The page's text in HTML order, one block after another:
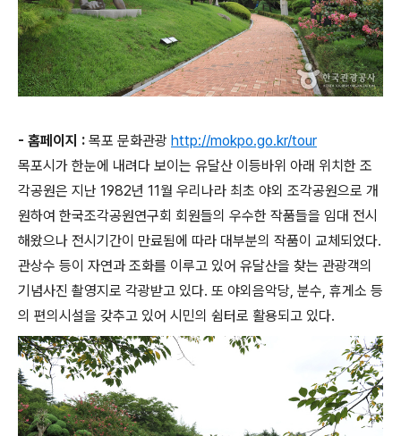
- 홈페이지 : 목포 문화관광 http://mokpo.go.kr/tour
목포시가 한눈에 내려다 보이는 유달산 이등바위 아래 위치한 조
각공원은 지난 1982년 11월 우리나라 최초 야외 조각공원으로 개
원하여 한국조각공원연구회 회원들의 우수한 작품들을 임대 전시
해왔으나 전시기간이 만료됨에 따라 대부분의 작품이 교체되었다.
관상수 등이 자연과 조화를 이루고 있어 유달산을 찾는 관광객의
기념사진 촬영지로 각광받고 있다. 또 야외음악당, 분수, 휴게소 등
의 편의시설을 갖추고 있어 시민의 쉼터로 활용되고 있다.